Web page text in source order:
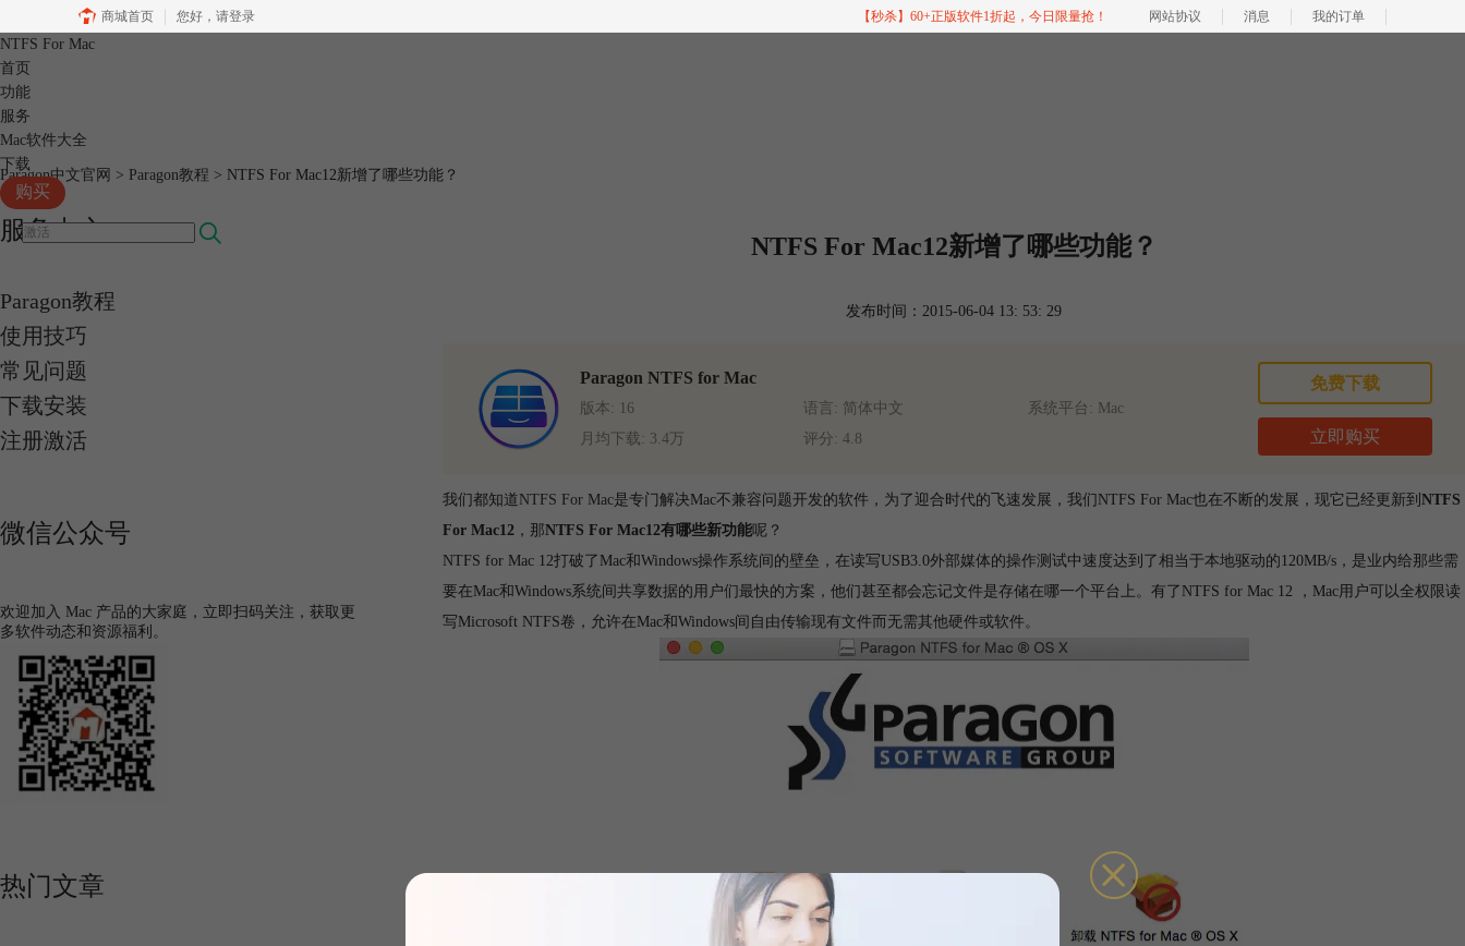
商城首页 您好， 请登录 【秒杀】60+正版软件1折起，今日限量抢！ 网站协议 消息 我的订单
NTFS For Mac
首页
功能
服务
Mac软件大全
下载
购买
Paragon中文官网 > Paragon教程 > NTFS For Mac12新增了哪些功能？
服务中心
Paragon教程
使用技巧
常见问题
下载安装
注册激活
微信公众号
欢迎加入 Mac 产品的大家庭，立即扫码关注，获取更
多软件动态和资源福利。
热门文章
NTFS For Mac12新增了哪些功能？
发布时间：2015-06-04 13: 53: 29
Paragon NTFS for Mac
版本: 16 语言: 简体中文
系统平台: Mac
月均下载: 3.4万
评分: 4.8
免费下载
立即购买
我们都知道NTFS For Mac是专门解决Mac不兼容问题开发的软件，为了迎合时代的飞速发展，我们NTFS For Mac也在不断的发展，现它已经更新到 NTFS
For Mac12 ，那NTFS For Mac12有哪些新功能呢？
NTFS for Mac 12打破了Mac和Windows操作系统间的壁垒，在读写USB3.0外部媒体的操作测试中速度达到了相当于本地驱动的120MB/s，是业内给那些需
要在Mac和Windows系统间共享数据的用户们最快的方案，他们甚至都会忘记文件是存储在哪一个平台上。有了NTFS for Mac 12 ，Mac用户可以全权限读
写Microsoft NTFS卷，允许在Mac和Windows间自由传输现有文件而无需其他硬件或软件。